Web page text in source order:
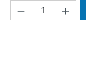
Produkt